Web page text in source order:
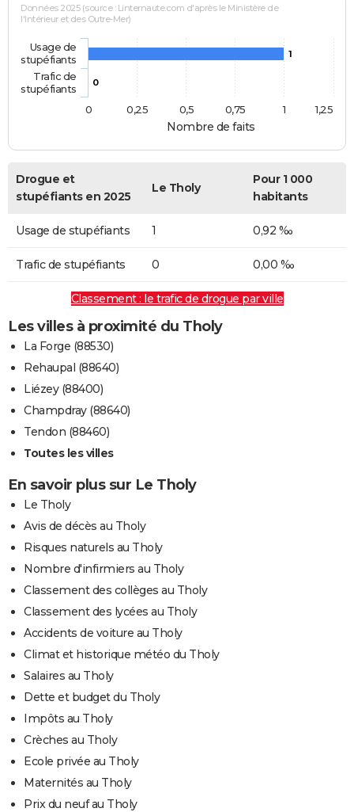
Nombre de faits
Données 2025 (source : Linternaute.com d'après le Ministère de
l'Intérieur et des Outre-Mer)
1
0
Usage de
stupéfiants
Trafic de
stupéfiants
0
1
0,25 0,5 0,75 1,25
Drogue et
stupéfiants en 2025
Le Tholy
Pour 1 000
habitants
Usage de stupéfiants 1 0,92 ‰
Trafic de stupéfiants 0 0,00 ‰
Classement : le trafic de drogue par ville
Les villes à proximité du Tholy
La Forge (88530)
Rehaupal (88640)
Liézey (88400)
Champdray (88640)
Tendon (88460)
Toutes les villes
En savoir plus sur Le Tholy
Le Tholy
Avis de décès au Tholy
Risques naturels au Tholy
Nombre d'infirmiers au Tholy
Classement des collèges au Tholy
Classement des lycées au Tholy
Accidents de voiture au Tholy
Climat et historique météo du Tholy
Salaires au Tholy
Dette et budget du Tholy
Impôts au Tholy
Crèches au Tholy
Ecole privée au Tholy
Maternités au Tholy
Prix du neuf au Tholy